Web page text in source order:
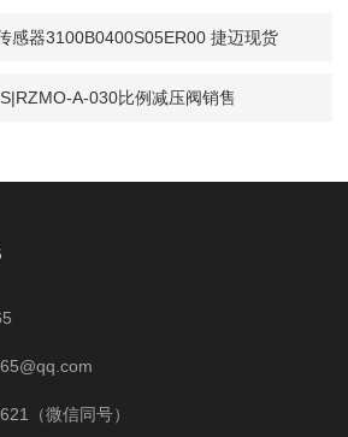
感器3100B0400S05ER00 捷迈现货
A-030比例减压阀销售
（微信同号）